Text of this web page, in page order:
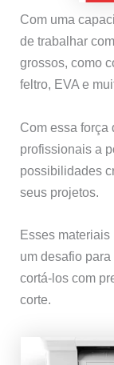
Com uma
de trabalhar
grossos, como
feltro, EVA e
Com essa força
profissionais a
possibilidades
seus projetos.
Esses
um desafio
cortá-los com
corte.